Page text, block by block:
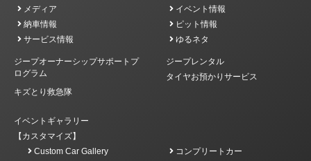
メディア
イベント情報
納車情報
ピット情報
サービス情報
ゆるネタ
ジープオーナーシップサポートプ
ログラム
ジープレンタル
タイヤお預かりサービス
キズとり救急隊
イベントギャラリー
【カスタマイズ】
Custom Car Gallery
コンプリートカー